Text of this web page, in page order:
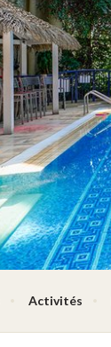
Activités